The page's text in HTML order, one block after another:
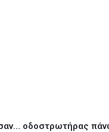
οδοστρωτήρας